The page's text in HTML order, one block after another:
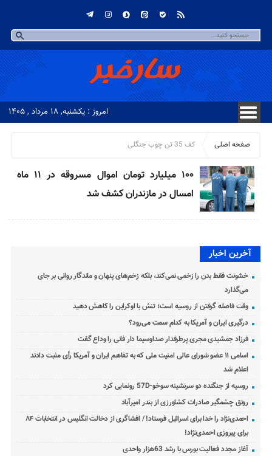
امروز : یکشنبه, ۱۸ مرداد , ۱۴۰۵
صفحه اصلی کف 35 تن چوب جنگلی
۱۰۰ میلیارد تومان اموال مسروقه در ۱۱ ماه
امسال در مازندران کشف شد
آخرین اخبار
خشونت فقط بدن را زخمی نمی‌کند، بلکه زخم‌های پنهان و ماندگار روانی بر جای
می‌گذارد
وقت فاصله گرفتن از روسیه است؛ تنش با اوکراین را کاهش دهید
درگیری ایران و آمریکا به کدام سمت می‌رود؟
فرزاد جمشیدی مجری پرطرفدار صداوسیما دار فانی را وداع گفت
اسامی ۱۱ عضو شورای عالی امنیت ملی که به تفاهم ایران و آمریکا رأی مثبت دادند
اعلام شد
روسیه از جنگنده دو سرنشینه سوخو-57D رونمایی کرد
رونق چشمگیر صادرات کشاورزی از بندر امیرآباد
احمدی‌نژاد را خدا برای اسرائیل فرستاد! / افشاگری از دخالت انگلیس در انتخابات ۸۴
برای پیروزی احمدی‌نژاد!
آغاز مجدد فعالیت بورس با رشد 63هزار واحدی